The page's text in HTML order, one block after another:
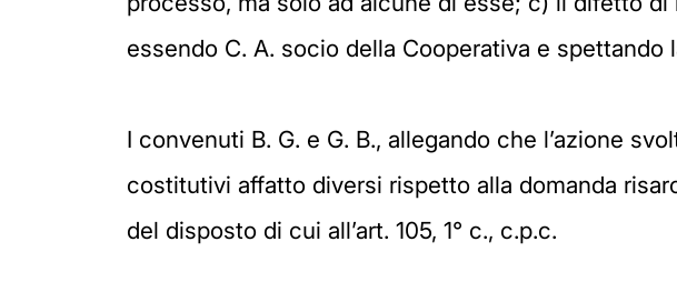
essendo C. A. socio della Cooperativa e
I convenuti B. G. e G. B., allegando che l’azione
costitutivi affatto diversi rispetto alla domanda
del disposto di cui all’art. 105, 1° c., c.p.c.